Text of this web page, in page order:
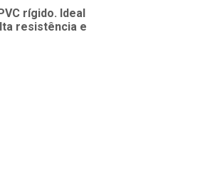
rígido. Ideal
resistência e